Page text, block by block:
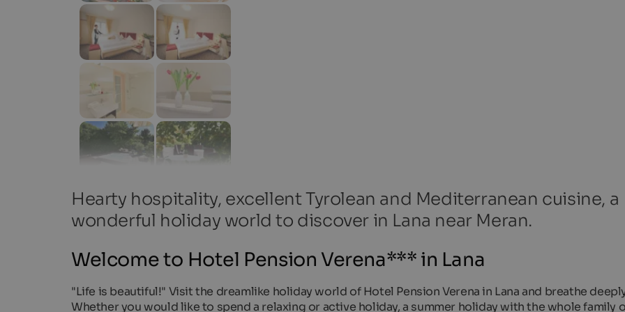
Hearty hospitality, excellent Tyrolean and Mediterranean cuisine, a
wonderful holiday world to discover in Lana near Meran.
Welcome to Hotel Pension Verena*** in Lana
"Life is beautiful!" Visit the dreamlike holiday world of Hotel Pension Verena in Lana and breathe
Whether you would like to spend a relaxing or active holiday, a summer holiday with the whole family